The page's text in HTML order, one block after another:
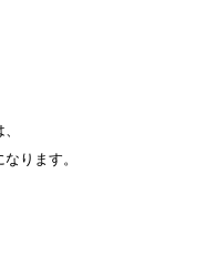
ります。